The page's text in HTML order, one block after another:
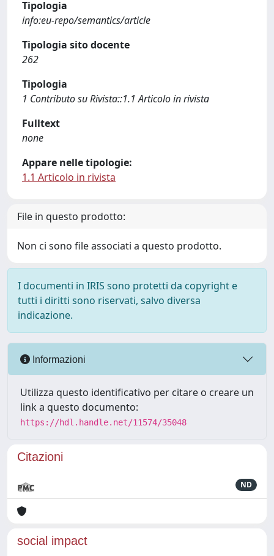
Tipologia
info:eu-repo/semantics/article
Tipologia sito docente
262
Tipologia
1 Contributo su Rivista::1.1 Articolo in rivista
Fulltext
none
Appare nelle tipologie:
1.1 Articolo in rivista
File in questo prodotto:
Non ci sono file associati a questo prodotto.
I documenti in IRIS sono protetti da copyright e
tutti i diritti sono riservati, salvo diversa
indicazione.
Informazioni
Utilizza questo identificativo per citare o creare un
link a questo documento:
https://hdl.handle.net/11574/35048
Citazioni
ND
social impact